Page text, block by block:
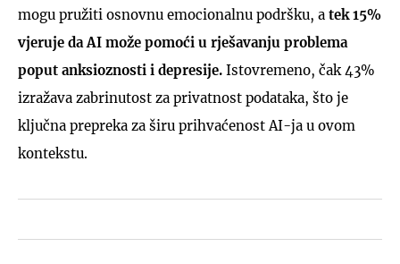
mogu pružiti osnovnu emocionalnu podršku, a tek 15%
vjeruje da AI može pomoći u rješavanju problema
poput anksioznosti i depresije. Istovremeno, čak 43%
izražava zabrinutost za privatnost podataka, što je
ključna prepreka za širu prihvaćenost AI-ja u ovom
kontekstu.